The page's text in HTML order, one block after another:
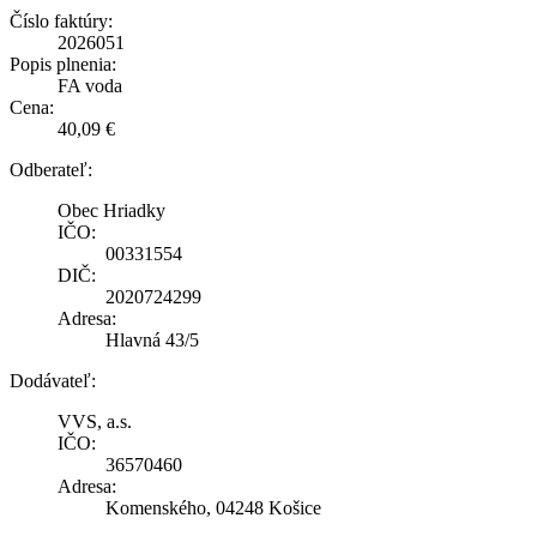
Číslo faktúry:
2026051
Popis plnenia:
FA voda
Cena:
40,09 €
Odberateľ:
Obec Hriadky
IČO:
00331554
DIČ:
2020724299
Adresa:
Hlavná 43/5
Dodávateľ:
VVS, a.s.
IČO:
36570460
Adresa:
Komenského, 04248 Košice